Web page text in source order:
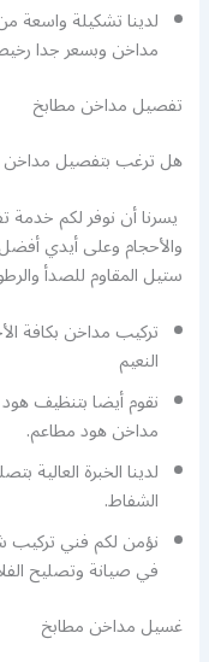
لدينا تشكيلة واسعة
مداخن وبسعر جدا
تفصيل مداخن مطابخ
هل ترغب بتفصيل مداخن
يسرنا أن نوفر لكم
والأحجام وعلى أيدي
ستيل المقاوم للصدأ
تركيب مداخن بكافة
النعيم
نقوم أيضا بتنظيف
مداخن هود مطاعم.
لدينا الخبرة العالية
الشفاط.
نؤمن لكم فني تركيب
في صيانة وتصليح
غسيل مداخن مطابخ